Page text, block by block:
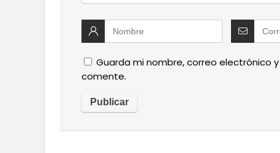
Guarda mi nombre, correo electrónico
comente.